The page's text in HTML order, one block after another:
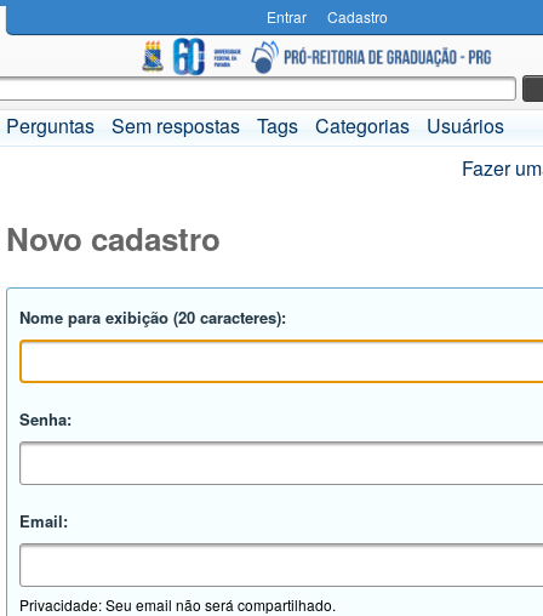
Entrar Cadastro
Perguntas Sem respostas Tags Categorias
Usuários
Fazer
Novo cadastro
Nome para exibição (20 caracteres):
Senha:
Email:
Privacidade: Seu email não será compartilhado.